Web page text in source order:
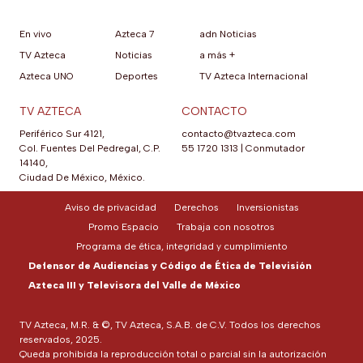
En vivo
TV Azteca
Azteca UNO
Azteca 7
Noticias
Deportes
adn Noticias
a más +
TV Azteca Internacional
TV AZTECA
Periférico Sur 4121,
Col. Fuentes Del Pedregal, C.P.
14140,
Ciudad De México, México.
CONTACTO
contacto@tvazteca.com
55 1720 1313
Conmutador
TV Azteca, M.R. & ©, TV Azteca, S.A.B. de C.V. Todos los derechos
reservados, 2025.
Queda prohibida la reproducción total o parcial sin la autorización
Aviso de privacidad Derechos
Inversionistas
Promo Espacio
Trabaja con nosotros
Programa de ética, integridad y cumplimiento
Defensor de Audiencias y Código de Ética de Televisión
Azteca III y Televisora del Valle de México